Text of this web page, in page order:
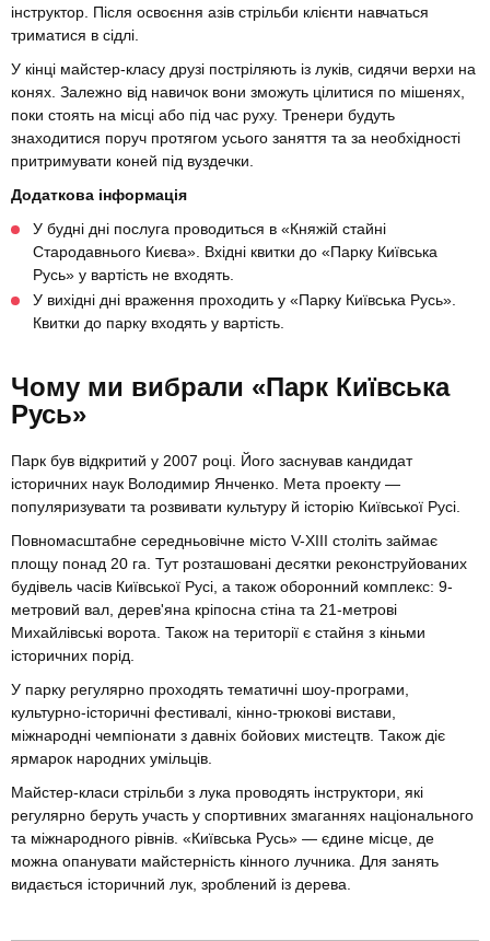
інструктор. Після освоєння азів стрільби клієнти навчаться
триматися в сідлі.
У кінці майстер-класу друзі постріляють із луків, сидячи верхи на
конях. Залежно від навичок вони зможуть цілитися по мішенях,
поки стоять на місці або під час руху. Тренери будуть
знаходитися поруч протягом усього заняття та за необхідності
притримувати коней під вуздечки.
Додаткова інформація
У будні дні послуга проводиться в «Княжій стайні
Стародавнього Києва». Вхідні квитки до «Парку Київська
Русь» у вартість не входять.
У вихідні дні враження проходить у «Парку Київська Русь».
Квитки до парку входять у вартість.
Чому ми вибрали «Парк Київська
Русь»
Парк був відкритий у 2007 році. Його заснував кандидат
історичних наук Володимир Янченко. Мета проекту —
популяризувати та розвивати культуру й історію Київської Русі.
Повномасштабне середньовічне місто V-XIII століть займає
площу понад 20 га. Тут розташовані десятки реконструйованих
будівель часів Київської Русі, а також оборонний комплекс: 9-
метровий вал, дерев'яна кріпосна стіна та 21-метрові
Михайлівські ворота. Також на території є стайня з кіньми
історичних порід.
У парку регулярно проходять тематичні шоу-програми,
культурно-історичні фестивалі, кінно-трюкові вистави,
міжнародні чемпіонати з давніх бойових мистецтв. Також діє
ярмарок народних умільців.
Майстер-класи стрільби з лука проводять інструктори, які
регулярно беруть участь у спортивних змаганнях національного
та міжнародного рівнів. «Київська Русь» — єдине місце, де
можна опанувати майстерність кінного лучника. Для занять
видається історичний лук, зроблений із дерева.